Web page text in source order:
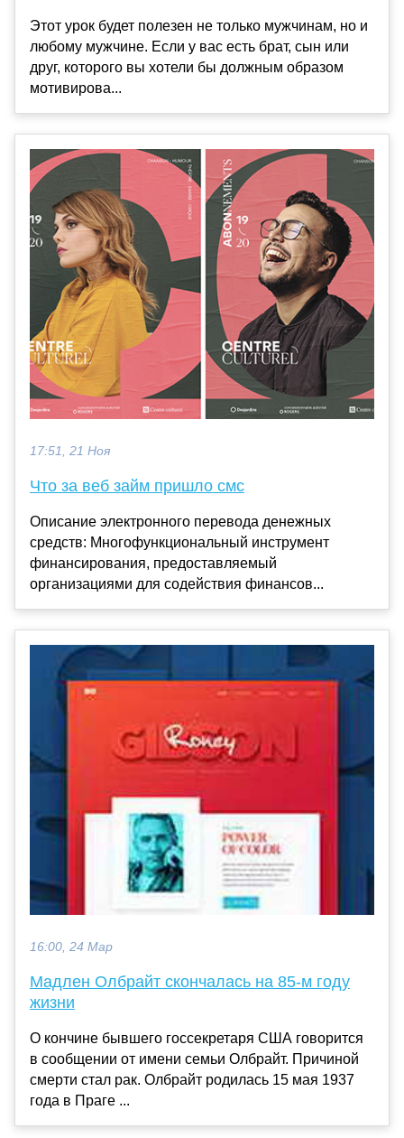
Этот урок будет полезен не только мужчинам, но и
любому мужчине. Если у вас есть брат, сын или
друг, которого вы хотели бы должным образом
мотивирова...
17:51, 21 Ноя
Что за веб займ пришло смс
Описание электронного перевода денежных
средств: Многофункциональный инструмент
финансирования, предоставляемый
организациями для содействия финансов...
16:00, 24 Мар
Мадлен Олбрайт скончалась на 85-м году
жизни
О кончине бывшего госсекретаря США говорится
в сообщении от имени семьи Олбрайт. Причиной
смерти стал рак. Олбрайт родилась 15 мая 1937
года в Праге ...